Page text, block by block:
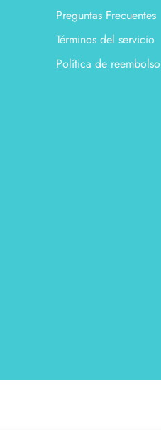
Preguntas Frecuentes
Términos del servicio
Política de reembolso